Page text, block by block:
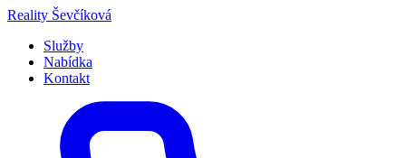
Přeskočit
obsah
Reality Ševčíková
Služby
Nabídka
Kontakt